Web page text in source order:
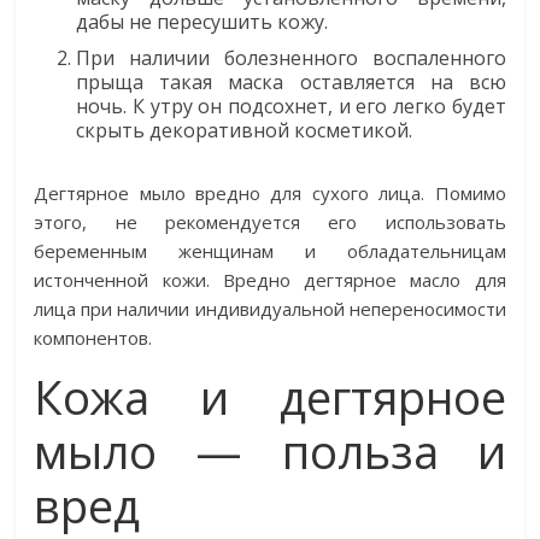
дабы не пересушить кожу.
При наличии болезненного воспаленного
прыща такая маска оставляется на всю
ночь. К утру он подсохнет, и его легко будет
скрыть декоративной косметикой.
Дегтярное мыло вредно для сухого лица. Помимо
этого, не рекомендуется его использовать
беременным женщинам и обладательницам
истонченной кожи. Вредно дегтярное масло для
лица при наличии индивидуальной непереносимости
компонентов.
Кожа и дегтярное
мыло — польза и
вред